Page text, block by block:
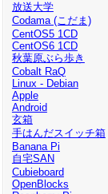
放送大学
Codama (こだま)
CentOS5 1CD
CentOS6 1CD
秋葉原ぶら歩き
Cobalt RaQ
Linux - Debian
Apple
Android
玄箱
手はんだスイッチ箱
Banana Pi
自宅SAN
Cubieboard
OpenBlocks